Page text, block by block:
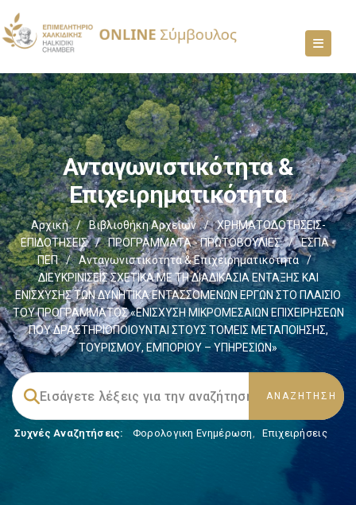
Ανταγωνιστικότητα &
Επιχειρηματικότητα
Αρχική / Βιβλιοθήκη Αρχείων /
ΧΡΗΜΑΤΟΔΟΤΗΣΕΙΣ-
ΕΠΙΔΟΤΗΣΕΙΣ
/ ΠΡΟΓΡΑΜΜΑΤΑ - ΠΡΩΤΟΒΟΥΛΙΕΣ /
ΕΣΠΑ -
ΠΕΠ
/ Ανταγωνιστικότητα & Επιχειρηματικότητα
/
ΔΙΕΥΚΡΙΝΙΣΕΙΣ ΣΧΕΤΙΚΑ ΜΕ ΤΗ ΔΙΑΔΙΚΑΣΙΑ ΕΝΤΑΞΗΣ ΚΑΙ
ΕΝΙΣΧΥΣΗΣ ΤΩΝ ΔΥΝΗΤΙΚΑ ΕΝΤΑΣΣΟΜΕΝΩΝ ΕΡΓΩΝ ΣΤΟ ΠΛΑΙΣΙΟ
ΤΟΥ ΠΡΟΓΡΑΜΜΑΤΟΣ «ΕΝΙΣΧΥΣΗ ΜΙΚΡΟΜΕΣΑΙΩΝ ΕΠΙΧΕΙΡΗΣΕΩΝ
ΠΟΥ ΔΡΑΣΤΗΡΙΟΠΟΙΟΥΝΤΑΙ ΣΤΟΥΣ ΤΟΜΕΙΣ ΜΕΤΑΠΟΙΗΣΗΣ,
ΤΟΥΡΙΣΜΟΥ, ΕΜΠΟΡΙΟΥ – ΥΠΗΡΕΣΙΩΝ»
Συχνές Αναζητήσεις: Φορολογικη Ενημέρωση, Επιχειρήσεις